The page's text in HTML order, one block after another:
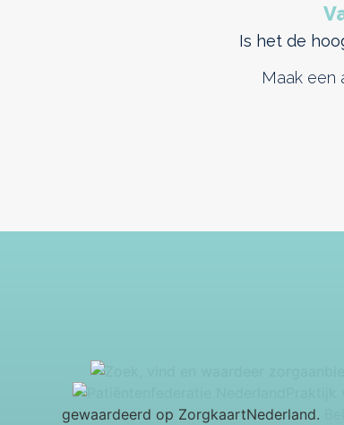
Is het de
Maak een
gewaardeerd op ZorgkaartNederland.